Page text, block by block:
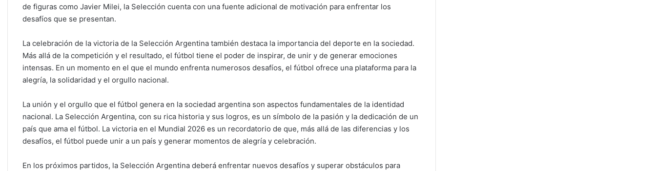
de figuras como Javier Milei, la Selección cuenta con una fuente adicional de motivación para enfrentar los
desafíos que se presentan.
La celebración de la victoria de la Selección Argentina también destaca la importancia del deporte en la sociedad.
Más allá de la competición y el resultado, el fútbol tiene el poder de inspirar, de unir y de generar emociones
intensas. En un momento en el que el mundo enfrenta numerosos desafíos, el fútbol ofrece una plataforma para la
alegría, la solidaridad y el orgullo nacional.
La unión y el orgullo que el fútbol genera en la sociedad argentina son aspectos fundamentales de la identidad
nacional. La Selección Argentina, con su rica historia y sus logros, es un símbolo de la pasión y la dedicación de un
país que ama el fútbol. La victoria en el Mundial 2026 es un recordatorio de que, más allá de las diferencias y los
desafíos, el fútbol puede unir a un país y generar momentos de alegría y celebración.
En los próximos partidos, la Selección Argentina deberá enfrentar nuevos desafíos y superar obstáculos para